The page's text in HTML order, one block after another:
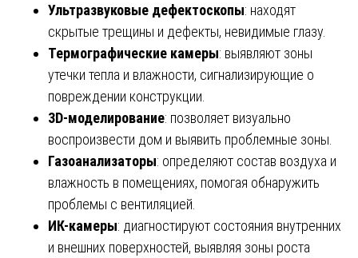
Ультразвуковые дефектоскопы: находят
скрытые трещины и дефекты, невидимые глазу.
Термографические камеры: выявляют зоны
утечки тепла и влажности, сигнализирующие о
повреждении конструкции.
3D-моделирование: позволяет визуально
воспроизвести дом и выявить проблемные зоны.
Газоанализаторы: определяют состав воздуха и
влажность в помещениях, помогая обнаружить
проблемы с вентиляцией.
ИК-камеры: диагностируют состояния внутренних
и внешних поверхностей, выявляя зоны роста